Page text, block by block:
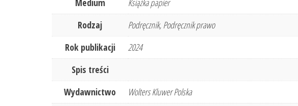
Medium
Książka papier
Rodzaj
Podręcznik, Podręcznik prawo
Rok publikacji
2024
Spis treści
Wydawnictwo
Wolters Kluwer Polska